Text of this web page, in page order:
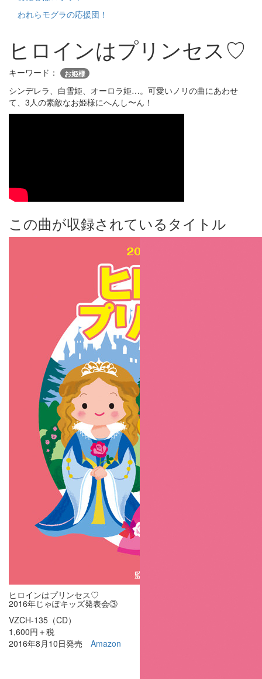
われらモグラの応援団！
ヒロインはプリンセス♡
キーワード： お姫様
シンデレラ、白雪姫、オーロラ姫…。可愛いノリの曲にあわせ
て、3人の素敵なお姫様にへんし〜ん！
この曲が収録されているタイトル
ヒロインはプリンセス♡
2016年じゃぽキッズ発表会③
VZCH-135（CD）
1,600円＋税
2016年8月10日発売 Amazon